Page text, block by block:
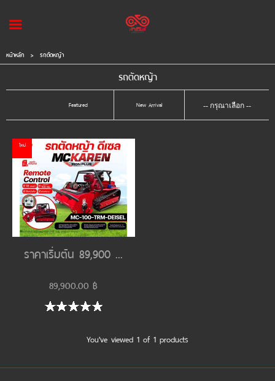
หน้าหลัก
สินค้า
แบรนด์
แผนกสินค้า
บัญชีผู้ใช้
แจ้งชำระเงิน
หน้าหลัก > รถตัดหญ้า
รถตัดหญ้า
Featured New Arrival
ใหม่
ราคาเริ่มต้น 89,900 ...
89,900.00 ฿
You've viewed 1 of 1 products